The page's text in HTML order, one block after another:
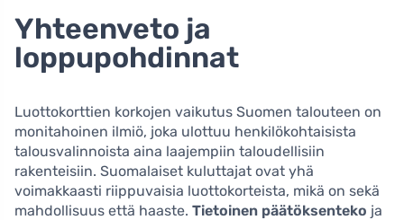
Yhteenveto ja
loppupohdinnat
Luottokorttien korkojen vaikutus Suomen talouteen on
monitahoinen ilmiö, joka ulottuu henkilökohtaisista
talousvalinnoista aina laajempiin taloudellisiin
rakenteisiin. Suomalaiset kuluttajat ovat yhä
voimakkaasti riippuvaisia luottokorteista, mikä on sekä
mahdollisuus että haaste. Tietoinen päätöksenteko ja